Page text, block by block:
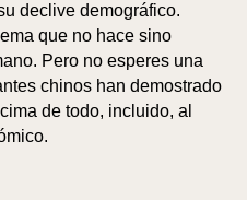
declive demográfico.
que no hace sino
Pero no esperes una
chinos han demostrado
de todo, incluido, al